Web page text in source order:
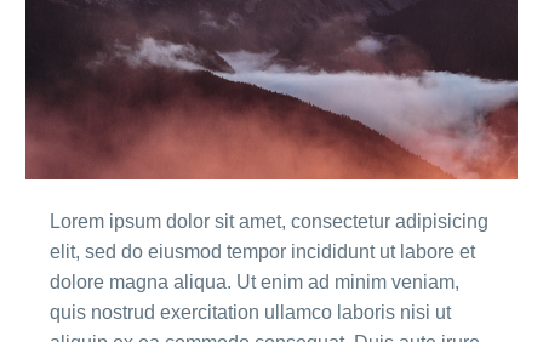
Lorem ipsum dolor sit amet, consectetur adipisicing
elit, sed do eiusmod tempor incididunt ut labore et
dolore magna aliqua. Ut enim ad minim veniam,
quis nostrud exercitation ullamco laboris nisi ut